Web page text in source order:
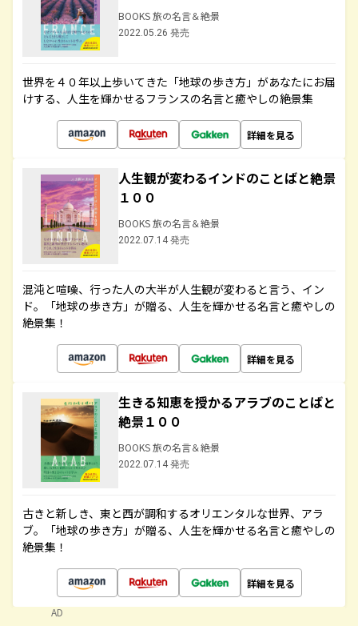
BOOKS 旅の名言＆絶景
2022.05.26 発売
世界を４０年以上歩いてきた「地球の歩き方」があなたにお届
けする、人生を輝かせるフランスの名言と癒やしの絶景集
詳細を見る
人生観が変わるインドのことばと絶景
１００
BOOKS 旅の名言＆絶景
2022.07.14 発売
混沌と喧噪、行った人の大半が人生観が変わると言う、イン
ド。「地球の歩き方」が贈る、人生を輝かせる名言と癒やしの
絶景集！
詳細を見る
生きる知恵を授かるアラブのことばと
絶景１００
BOOKS 旅の名言＆絶景
2022.07.14 発売
古きと新しき、東と西が調和するオリエンタルな世界、アラ
ブ。「地球の歩き方」が贈る、人生を輝かせる名言と癒やしの
絶景集！
詳細を見る
AD